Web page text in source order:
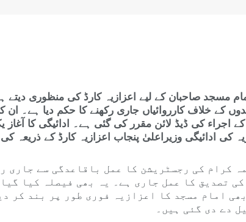
مسجد صاحبان کے لیے اعزازیہ کارڈ کی منظوری
کے خلاف کارروائیاں جاری رکھنے کا حکم دیا ہے۔
اجراء کی ڈیڈ لائن مقرر کی گئی ہے۔ ادائیگی کا
کی ادائیگی وزیراعلیٰ پنجاب اعزازیہ کارڈ کے ذریعہ
کرام کی رجسٹریشن کا عمل باقاعدگی سے
تصدیق کا عمل جاری ہے۔ یہ بھی فیصلہ کیا
امام مسجد کا اعزازیہ فوری طور پر بند کر
دے دی گئی ہیں۔